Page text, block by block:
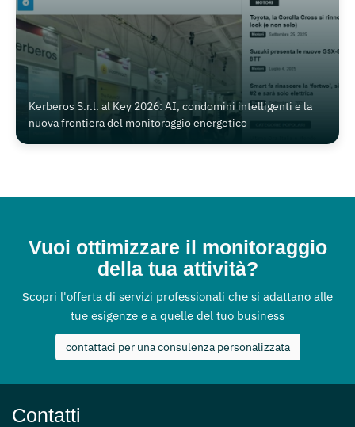
Kerberos S.r.l. al Key 2026: AI, condomini intelligenti e la
nuova frontiera del monitoraggio energetico
Vuoi ottimizzare il monitoraggio
della tua attività?
Scopri l'offerta di servizi professionali che si adattano alle
tue esigenze e a quelle del tuo business
contattaci per una consulenza personalizzata
Contatti